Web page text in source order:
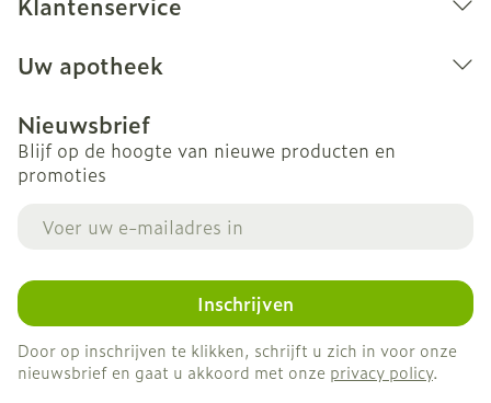
Uw apotheek
Nieuwsbrief
Blijf op de hoogte van nieuwe producten en
promoties
Inschrijven
Door op inschrijven te klikken, schrijft u zich in voor onze
nieuwsbrief en gaat u akkoord met onze privacy policy.